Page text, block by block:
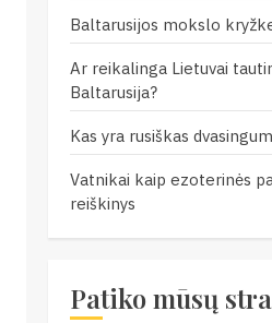
Baltarusijos mokslo
Ar reikalinga Lietuvai
Baltarusija?
Kas yra rusiškas
Vatnikai kaip ezoterinės
reiškinys
Patiko mūsų